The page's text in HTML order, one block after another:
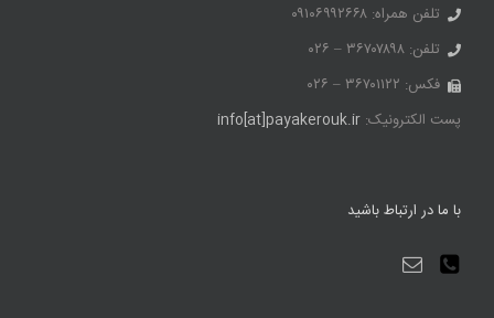
تلفن همراه: ۰۹۱۰۶۹۹۲۶۶۸
تلفن: ۳۶۷۰۷۸۹۸ – ۰۲۶
فکس: ۳۶۷۰۱۱۲۲ – ۰۲۶
پست الکترونیک: info[at]payakerouk.ir
با ما در ارتباط باشید